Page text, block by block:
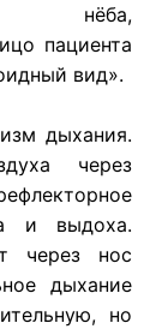
нёба,
пациента
вид».
дыхания.
через
и выдоха.
через нос
дыхание
но